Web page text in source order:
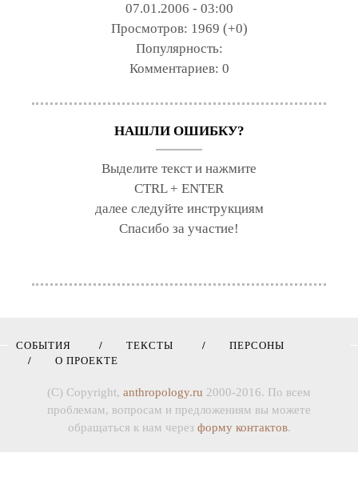
07.01.2006 - 03:00
Просмотров: 1969 (+0)
Популярность:
Комментариев: 0
НАШЛИ ОШИБКУ?
Выделите текст и нажмите
CTRL + ENTER
далее следуйте инструкциям
Спасибо за участие!
СОБЫТИЯ ТЕКСТЫ
ПЕРСОНЫ
О ПРОЕКТЕ
(C) Copyright, anthropology.ru 2000-2016. По всем
проблемам, вопросам и предложениям вы можете
обращаться к нам через форму контактов.